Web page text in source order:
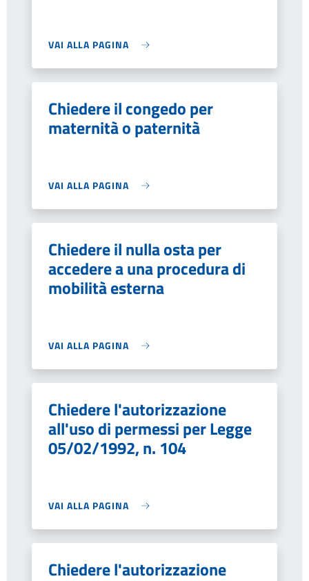
VAI ALLA PAGINA
Chiedere il congedo per
maternità o paternità
VAI ALLA PAGINA
Chiedere il nulla osta per
accedere a una procedura di
mobilità esterna
VAI ALLA PAGINA
Chiedere l'autorizzazione
all'uso di permessi per Legge
05/02/1992, n. 104
VAI ALLA PAGINA
Chiedere l'autorizzazione